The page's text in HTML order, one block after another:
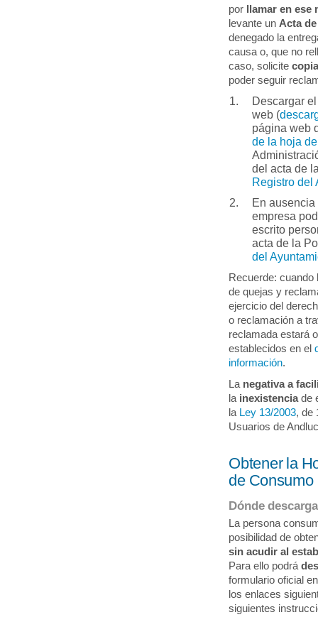
por
llamar en
levante un Acta
denegado la
causa o, que no
caso, solicite
poder seguir
Descargar
web (
página web
de la hoja
del acta de
Registro del
En
empresa
escrito
acta de la
del
Recuerde:
de quejas y
ejercicio del
o reclamación a
reclamada estará
establecidos en el
información.
La negativa a
la inexistenciade
la Ley 13/2003, de
Usuarios de
Obtener la
de Consumo
Dónde
La persona
posibilidad de
sin acudir al
Para ello podrá
formulario oficial
los enlaces
siguientes